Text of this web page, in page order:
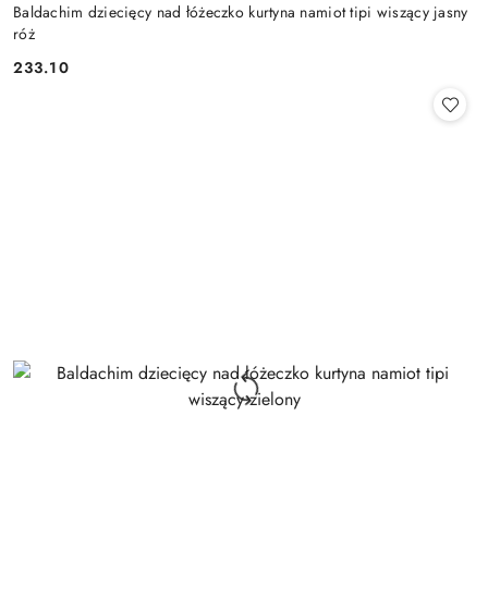
Baldachim dziecięcy nad łóżeczko kurtyna namiot tipi wiszący jasny
róż
Cena:
233.10